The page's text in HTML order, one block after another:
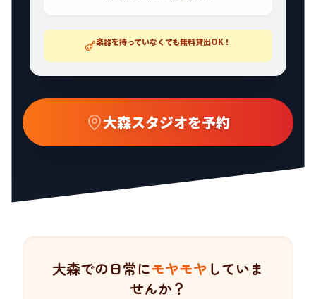
楽器を持っていなくても無料貸出OK！
大森スタジオを予約
大森での日常にモヤモヤ していま
せんか？